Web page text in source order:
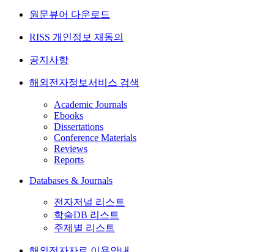
원문뷰어 다운로드
RISS 개인정보 재동의
공지사항
해외전자정보서비스 검색
Academic Journals
Ebooks
Dissertations
Conference Materials
Reviews
Reports
Databases & Journals
전자저널 리스트
학술DB 리스트
주제별 리스트